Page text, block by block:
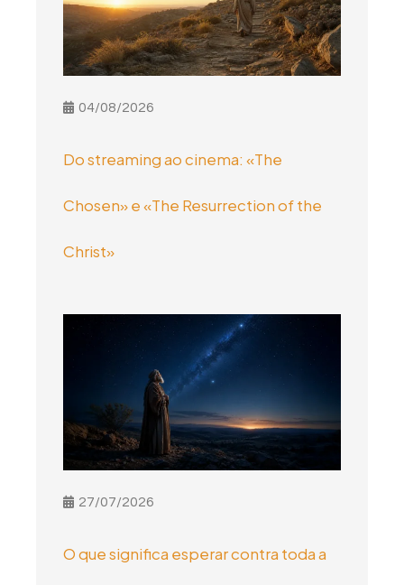
04/08/2026
Do streaming ao cinema: «The
Chosen» e «The Resurrection of the
Christ»
27/07/2026
O que significa esperar contra toda a